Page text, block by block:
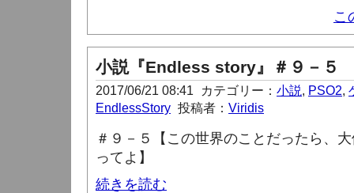
こ
小説『Endless story』＃９－５
2017/06/21 08:41 カテゴリー： 小説, PSO2,
EndlessStory 投稿者： Viridis
＃９－５【この世界のことだったら、
ってよ】
続きを読む